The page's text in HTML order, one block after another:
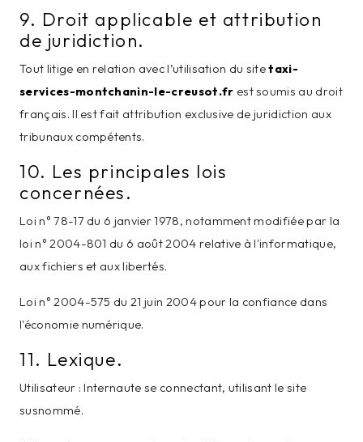
9. Droit applicable et attribution
de juridiction.
Tout litige en relation avec l’utilisation du sitetaxi-
services-montchanin-le-creusot.fr est soumis au droit
français. Il est fait attribution exclusive de juridiction aux
tribunaux compétents.
10. Les principales lois
concernées.
Loi n° 78-17 du 6 janvier 1978, notamment modifiée par la
loi n° 2004-801 du 6 août 2004 relative à l'informatique,
aux fichiers et aux libertés.
Loi n° 2004-575 du 21 juin 2004 pour la confiance dans
l'économie numérique.
11. Lexique.
Utilisateur : Internaute se connectant, utilisant le site
susnommé.